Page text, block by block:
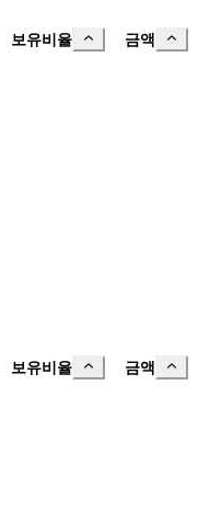
보유비율 금액
보유비율 금액